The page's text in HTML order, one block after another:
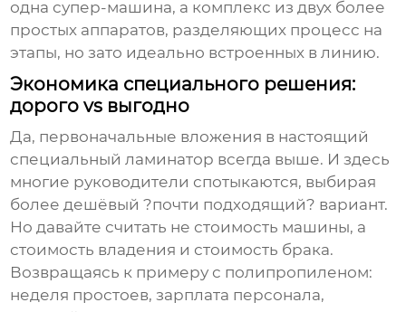
одна супер-машина, а комплекс из двух более
простых аппаратов, разделяющих процесс на
этапы, но зато идеально встроенных в линию.
Экономика специального решения:
дорого vs выгодно
Да, первоначальные вложения в настоящий
специальный ламинатор всегда выше. И здесь
многие руководители спотыкаются, выбирая
более дешёвый ?почти подходящий? вариант.
Но давайте считать не стоимость машины, а
стоимость владения и стоимость брака.
Возвращаясь к примеру с полипропиленом:
неделя простоев, зарплата персонала,